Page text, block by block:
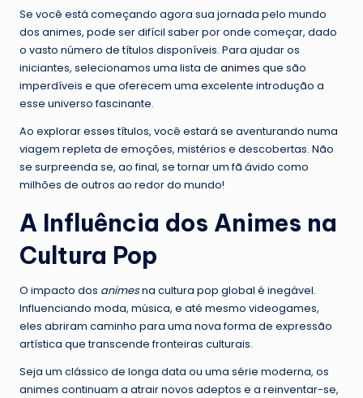
Se você está começando agora sua jornada pelo mundo
dos animes, pode ser difícil saber por onde começar, dado
o vasto número de títulos disponíveis. Para ajudar os
iniciantes, selecionamos uma lista de animes que são
imperdíveis e que oferecem uma excelente introdução a
esse universo fascinante.
Ao explorar esses títulos, você estará se aventurando numa
viagem repleta de emoções, mistérios e descobertas. Não
se surpreenda se, ao final, se tornar um fã ávido como
milhões de outros ao redor do mundo!
A Influência dos Animes na
Cultura Pop
O impacto dos animesna cultura pop global é inegável.
Influenciando moda, música, e até mesmo videogames,
eles abriram caminho para uma nova forma de expressão
artística que transcende fronteiras culturais.
Seja um clássico de longa data ou uma série moderna, os
animes continuam a atrair novos adeptos e a reinventar-se,